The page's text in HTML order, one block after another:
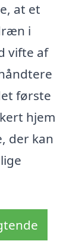
at et
i
vifte af
første
hjem
der kan